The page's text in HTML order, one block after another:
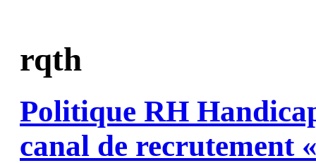
rqth
Politique RH
canal de recrutement